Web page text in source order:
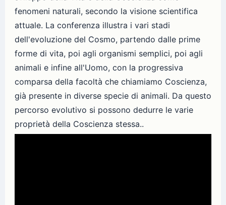
fenomeni naturali, secondo la visione scientifica
attuale. La conferenza illustra i vari stadi
dell'evoluzione del Cosmo, partendo dalle prime
forme di vita, poi agli organismi semplici, poi agli
animali e infine all'Uomo, con la progressiva
comparsa della facoltà che chiamiamo Coscienza,
già presente in diverse specie di animali. Da questo
percorso evolutivo si possono dedurre le varie
proprietà della Coscienza stessa..